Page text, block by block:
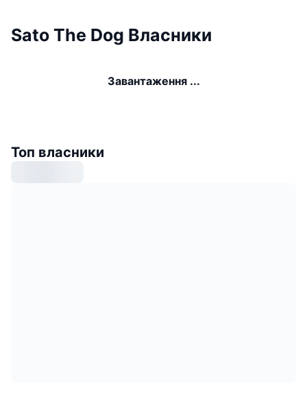
Sato The Dog Власники
Завантаження ...
Топ власники